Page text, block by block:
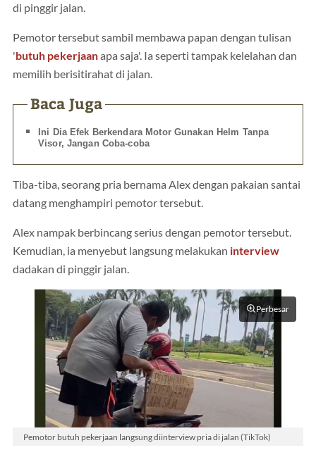
di pinggir jalan.
Pemotor tersebut sambil membawa papan dengan tulisan
'butuh pekerjaanapa saja'. Ia seperti tampak kelelahan dan
memilih berisitirahat di jalan.
Baca Juga
Ini Dia Efek Berkendara Motor Gunakan Helm Tanpa
Visor, Jangan Coba-coba
Tiba-tiba, seorang pria bernama Alex dengan pakaian santai
datang menghampiri pemotor tersebut.
Alex nampak berbincang serius dengan pemotor tersebut.
Kemudian, ia menyebut langsung melakukan interview
dadakan di pinggir jalan.
Perbesar
Pemotor butuh pekerjaan langsung diinterview pria di jalan (TikTok)